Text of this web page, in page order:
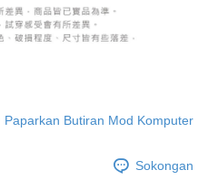
Paparkan Butiran Mod Komputer
Sokongan